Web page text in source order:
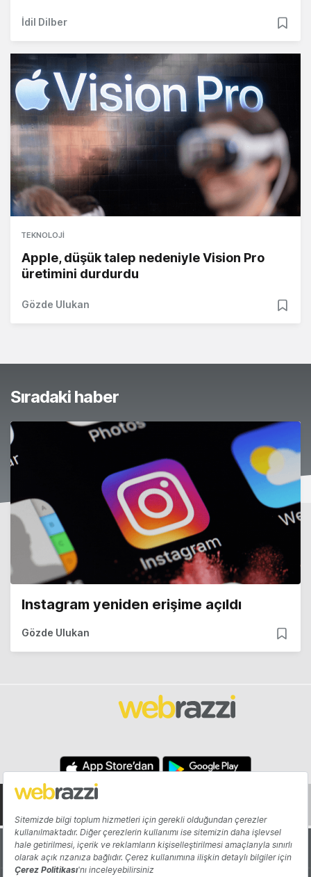
İdil Dilber
TEKNOLOJI
Apple, düşük talep nedeniyle Vision Pro
üretimini durdurdu
Gözde Ulukan
Sıradaki haber
Instagram yeniden erişime açıldı
Gözde Ulukan
Hakkında Yazarlar